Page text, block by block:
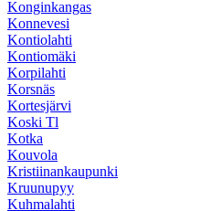
Konginkangas
Konnevesi
Kontiolahti
Kontiomäki
Korpilahti
Korsnäs
Kortesjärvi
Koski Tl
Kotka
Kouvola
Kristiinankaupunki
Kruunupyy
Kuhmalahti